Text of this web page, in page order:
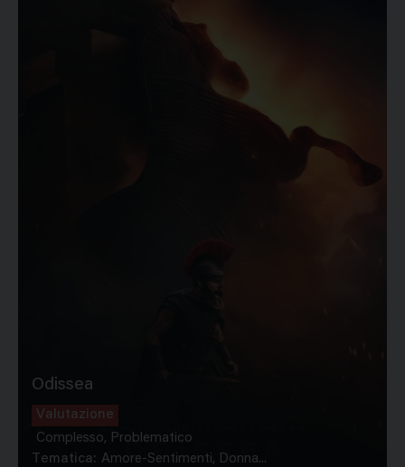
Odissea
Valutazione
Complesso, Problematico
Tematica: Amore-Sentimenti, Donna...